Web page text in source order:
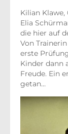
Kilian
Elia
die hier auf
Von
erste
Kinder dann
Freude. Ein
getan…